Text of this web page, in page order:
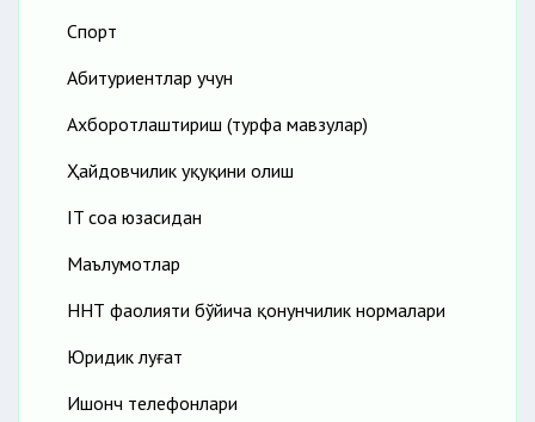
Спорт
Абитуриентлар учун
Ахборотлаштириш (турфа мавзулар)
Ҳайдовчилик ҳуқуқини олиш
IT соҳа юзасидан
Маълумотлар
ННТ фаолияти бўйича қонунчилик нормалари
Юридик луғат
Ишонч телефонлари